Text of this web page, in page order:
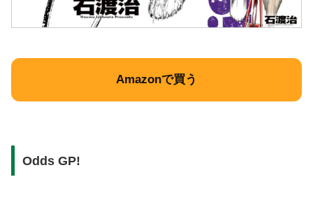
Amazonで買う
Odds GP!